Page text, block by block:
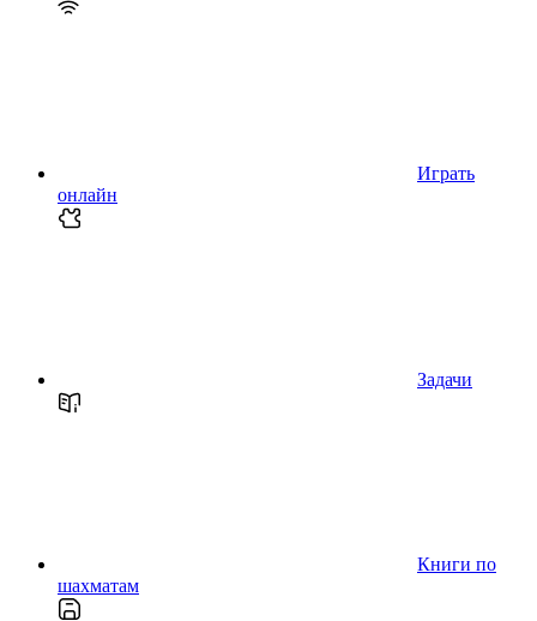
Играть
онлайн
Задачи
Книги по
шахматам